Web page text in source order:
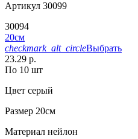
Артикул 30099
30094
20см
checkmark_alt_circleВыбрать
23.29 р.
По 10 шт
Цвет серый
Размер 20см
Материал нейлон